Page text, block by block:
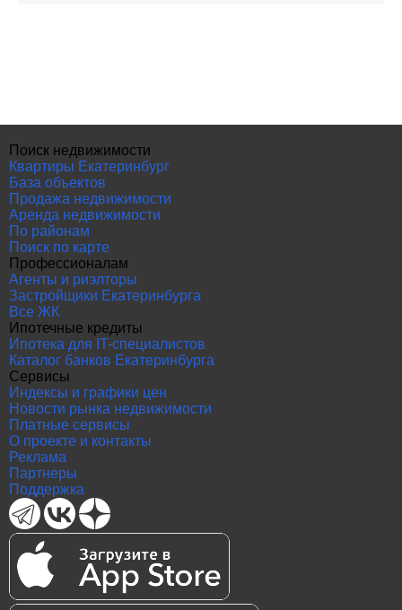
Поиск недвижимости
Квартиры Екатеринбург
База объектов
Продажа недвижимости
Аренда недвижимости
По районам
Поиск по карте
Профессионалам
Агенты и риэлторы
Застройщики Екатеринбурга
Все ЖК
Ипотечные кредиты
Ипотека для IT-специалистов
Каталог банков Екатеринбурга
Сервисы
Индексы и графики цен
Новости рынка недвижимости
Платные сервисы
О проекте и контакты
Реклама
Партнеры
Поддержка